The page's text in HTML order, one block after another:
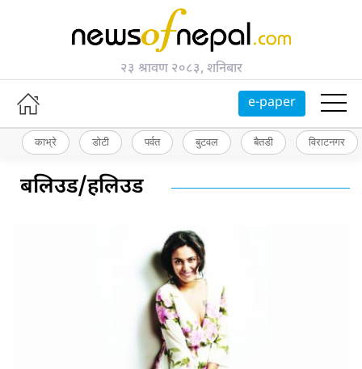
२३ श्रावण २०८३, शनिबार
e-paper
काभ्रे डोटी पर्वत बुटवल बैतडी विराटनगर
बलिउड/हलिउड